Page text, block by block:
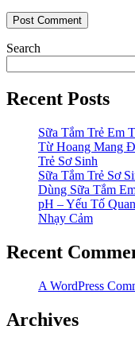
Search
Recent Posts
Sữa Tắm Trẻ Em
Từ Hoang Mang
Trẻ Sơ Sinh
Sữa Tắm Trẻ Sơ
Dùng Sữa Tắm
pH – Yếu Tố
Nhạy Cảm
Recent
A WordPress
Archives